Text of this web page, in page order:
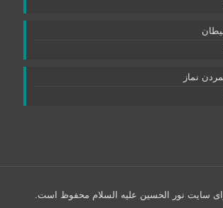
نماز
سایت نور الحسین علیه السلام محفوظ است.